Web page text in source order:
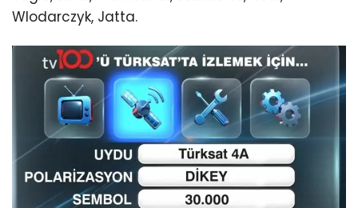
Wlodarczyk, Jatta.